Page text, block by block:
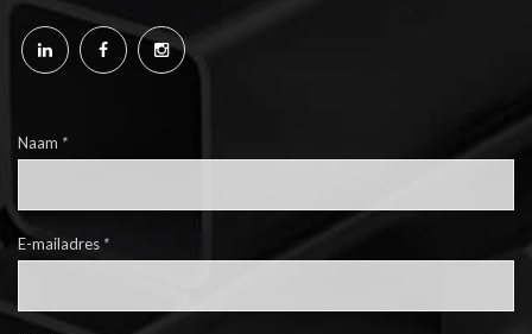
Naam *
E-mailadres *